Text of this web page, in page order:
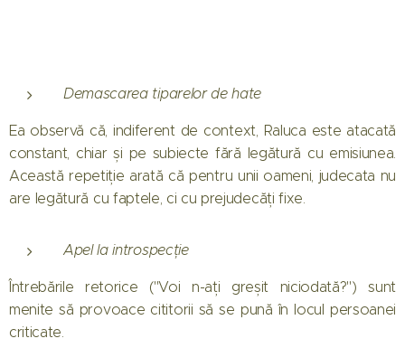
Demascarea tiparelor de hate
Ea observă că, indiferent de context, Raluca este atacată
constant, chiar și pe subiecte fără legătură cu emisiunea.
Această repetiție arată că pentru unii oameni, judecata nu
are legătură cu faptele, ci cu prejudecăți fixe.
Apel la introspecție
Întrebările retorice ("Voi n-ați greșit niciodată?") sunt
menite să provoace cititorii să se pună în locul persoanei
criticate.